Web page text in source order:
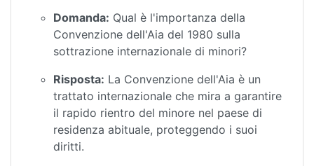
Domanda: Qual è l'importanza della
Convenzione dell'Aia del 1980 sulla
sottrazione internazionale di minori?
Risposta: La Convenzione dell'Aia è un
trattato internazionale che mira a garantire
il rapido rientro del minore nel paese di
residenza abituale, proteggendo i suoi
diritti.